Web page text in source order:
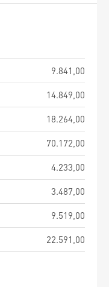
9.841,00
14.849,00
18.264,00
70.172,00
4.233,00
3.487,00
9.519,00
22.591,00